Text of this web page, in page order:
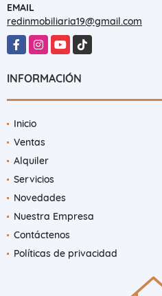
EMAIL
redinmobiliaria19@gmail.com
FacebookInstagramYouTubeTikTok
INFORMACIÓN
Inicio
Ventas
Alquiler
Servicios
Novedades
Nuestra Empresa
Contáctenos
Políticas de privacidad